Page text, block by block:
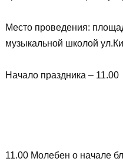
Место проведения:
музыкальной школой
Начало праздника – 11.00
11.00 Молебен о начале